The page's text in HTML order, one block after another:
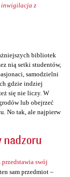
inwigilacja z
bibliotek
nią setki studentów,
samodzielni
gdzie indziej
się nie liczy. W
lub obejrzeć
No tak, ale najpierw
nadzoru
swój
sam przedmiot –